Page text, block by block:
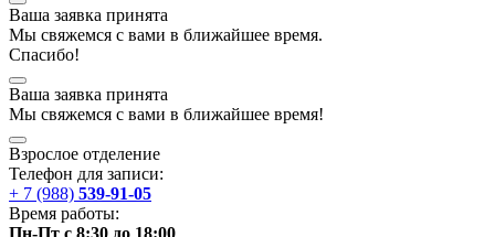
Ваша заявка принята
Мы свяжемся с вами в ближайшее время.
Спасибо!
Ваша заявка принята
Мы свяжемся с вами в ближайшее время!
Взрослое отделение
Телефон для записи:
+ 7 (988) 539-91-05
Время работы:
Пн-Пт с 8:30 до 18:00